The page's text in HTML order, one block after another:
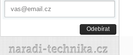
Odebírat